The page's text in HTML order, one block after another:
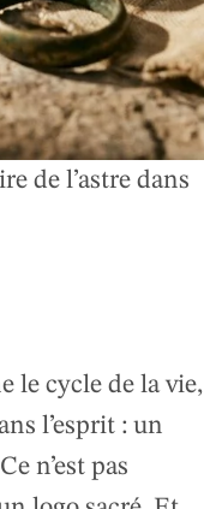
de l’astre dans
le cycle de la vie,
l’esprit : un
n’est pas